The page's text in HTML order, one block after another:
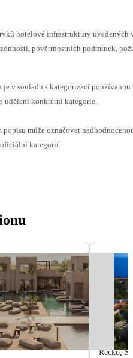
hotelové infrastruktury uvedených
povětrnostních podmínek,
v souladu s kategorizací používanou
udělení konkrétní kategorie.
může označovat
kategorií.
Řecko,